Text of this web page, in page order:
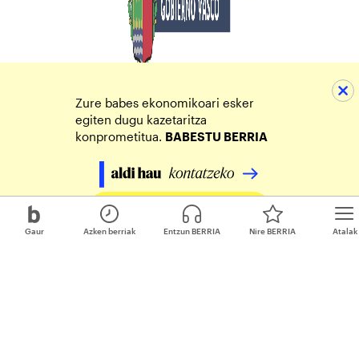
Gaur Atalak
Azken berriak Entzun BERRIA Nire BERRIA
Zure babes ekonomikoari esker
egiten dugu kazetaritza
konprometitua. BABESTU BERRIA
Egin zure ekarpena